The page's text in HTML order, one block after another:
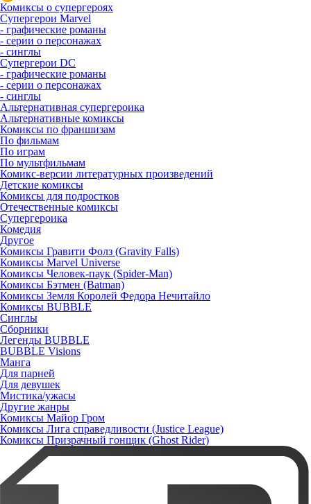
Комиксы о супергероях
Супергерои Marvel
- графические романы
- серии о персонажах
- синглы
Супергерои DC
- графические романы
- серии о персонажах
- синглы
Альтернативная супергероика
Альтернативные комиксы
Комиксы по франшизам
По фильмам
По играм
По мультфильмам
Комикс-версии литературных произведений
Детские комиксы
Комиксы для подростков
Отечественные комиксы
Супергероика
Комедия
Другое
Комиксы Гравити Фолз (Gravity Falls)
Комиксы Marvel Universe
Комиксы Человек-паук (Spider-Man)
Комиксы Бэтмен (Batman)
Комиксы Земля Королей Федора Нечитайло
Комиксы BUBBLE
Синглы
Сборники
Легенды BUBBLE
BUBBLE Visions
Манга
Для парней
Для девушек
Мистика/ужасы
Другие жанры
Комиксы Майор Гром
Комиксы Лига справедливости (Justice League)
Комиксы Призрачный гонщик (Ghost Rider)